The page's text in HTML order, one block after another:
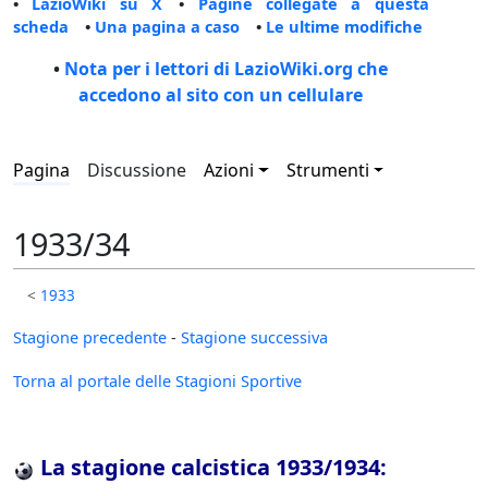
scheda • Una pagina a caso • Le ultime modifiche
• Nota per i lettori di LazioWiki.org che
accedono al sito con un cellulare
Pagina Discussione Azioni Strumenti
1933/34
< 1933
Stagione precedente - Stagione successiva
Torna al portale delle Stagioni Sportive
La stagione calcistica 1933/1934: